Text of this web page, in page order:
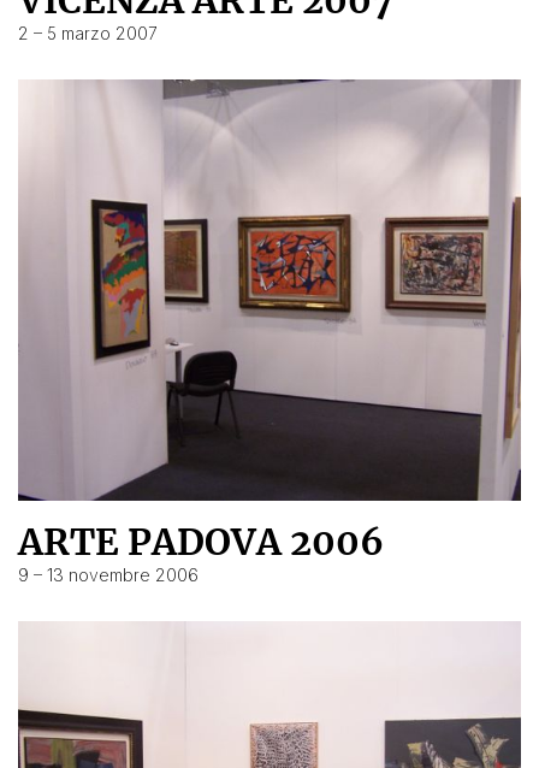
2 – 5 marzo 2007
ARTE PADOVA 2006
9 – 13 novembre 2006